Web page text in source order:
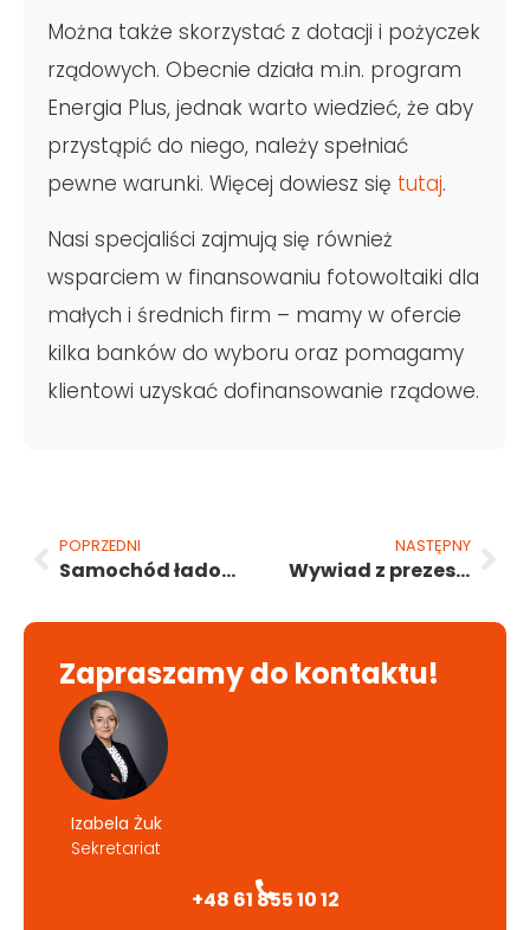
Można także skorzystać z dotacji i pożyczek
rządowych. Obecnie działa m.in. program
Energia Plus, jednak warto wiedzieć, że aby
przystąpić do niego, należy spełniać
pewne warunki. Więcej dowiesz się tutaj.
Nasi specjaliści zajmują się również
wsparciem w finansowaniu fotowoltaiki dla
małych i średnich firm – mamy w ofercie
kilka banków do wyboru oraz pomagamy
klientowi uzyskać dofinansowanie rządowe.
POPRZEDNI
Samochód ładowany energią słoneczną
NASTĘPNY
Wywiad z prezesem Mariuszem Kostrzewą dla Comparic News
Zapraszamy do kontaktu!
Izabela Żuk
Sekretariat
+48 61 855 10 12